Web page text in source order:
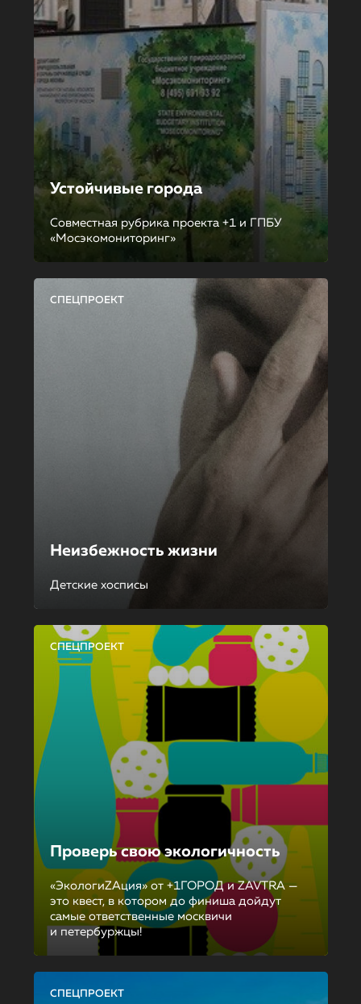
Устойчивые города
Совместная рубрика проекта +1 и ГПБУ
«Мосэкомониторинг»
СПЕЦПРОЕКТ
Неизбежность жизни
Детские хосписы
СПЕЦПРОЕКТ
Проверь свою экологичность
«ЭкологиZAция» от +1ГОРОД и ZAVTRA —
это квест, в котором до финиша дойдут
самые ответственные москвичи
и петербуржцы!
СПЕЦПРОЕКТ